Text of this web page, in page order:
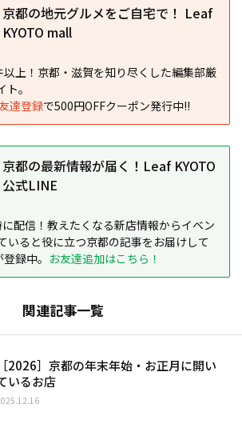
京都の地元グルメをご自宅で！ Leaf
KYOTO mall
上！京都・滋賀を知り尽くした編集部厳
。
達登録で500円OFFクーポン発行中!!
京都の最新情報が届く！Leaf KYOTO
公式LINE
配信！教えたくなる新店情報からイベン
いると役に立つ京都の記事をお届けして
録中。 お友達追加はこちら！
関連記事一覧
［2026］京都の年末年始・お正月に開い
いるお店